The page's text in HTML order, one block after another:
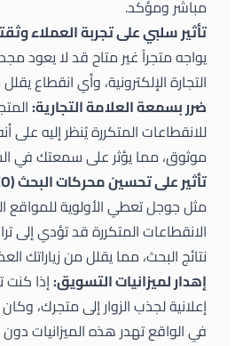
مباشر ومؤكد.
تأثير سلبي على تجربة العملاء
يواجه متجراً غير متاح قد لا يعود
التجارة الإلكترونية، وأي انقطاع
ضرر بسمعة العلامة التجارية:
للانقطاعات المتكررة يُنظر إليه على
موثوق، مما يؤثر على سمعتك في
تأثير على تحسين محركات البحث (SEO):
مثل جوجل تعطي الأولوية للمواقع
الانقطاعات المتكررة قد تؤدي إلى
نتائج البحث، مما يقلل من زياراتك
إهدار لميزانيات التسويق:إذا
إعلانية لجذب الزوار إلى متجرك،
في الواقع تهدر هذه الميزانيات